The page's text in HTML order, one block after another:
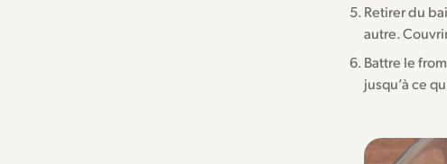
Retirer du
autre.
Battre le
jusqu’à ce